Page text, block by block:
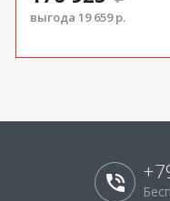
выгода 19 659 р.